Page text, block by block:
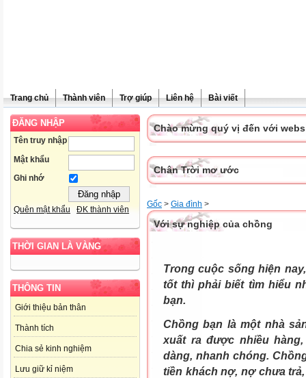
Trang chủ Thành viên Trợ giúp Liên hệ Bài viết
ĐĂNG NHẬP
Tên truy nhập
Mật khẩu
Ghi nhớ
Quên mật khẩu ĐK thành viên
THỜI GIAN LÀ VÀNG
THÔNG TIN
Giới thiệu bản thân
Thành tích
Chia sẻ kinh nghiệm
Lưu giữ kỉ niệm
Chào mừng quý vị đến với
Chân Trời mơ ước
Gốc > Gia đình >
Với sự nghiệp của chồng
Trong cuộc sống hiện
tốt thì phải biết tìm hiểu
bạn.
Chồng bạn là một nhà
xuất ra được nhiều
dàng, nhanh chóng.
tiền khách nợ, nợ chưa